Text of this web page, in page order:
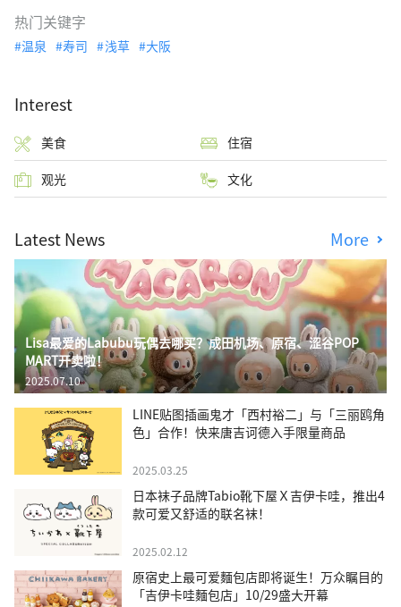
热门关键字
温泉 寿司 浅草 大阪
Interest
美食 住宿
观光 文化
Latest News More
Lisa最爱的Labubu玩偶去哪买？成田机场、原宿、涩谷POP
MART开卖啦！
2025.07.10
LINE贴图插画鬼才「西村裕二」与「三丽鸥角
色」合作！快来唐吉诃德入手限量商品
2025.03.25
日本袜子品牌Tabio靴下屋Ｘ吉伊卡哇，推出4
款可爱又舒适的联名袜！
2025.02.12
原宿史上最可爱麵包店即将诞生！万众瞩目的
「吉伊卡哇麵包店」10/29盛大开幕